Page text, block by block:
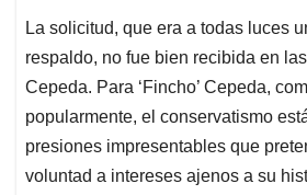
La solicitud, que era a todas luces
respaldo, no fue bien recibida en
Cepeda. Para ‘Fincho’ Cepeda,
popularmente, el conservatismo
presiones impresentables que
voluntad a intereses ajenos a su